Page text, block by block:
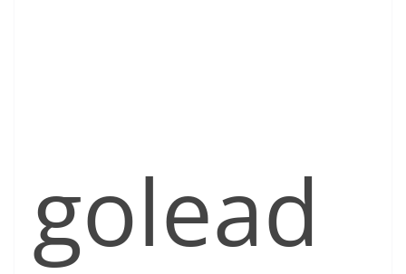
golead